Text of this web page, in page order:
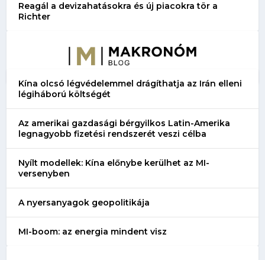
Reagál a devizahatásokra és új piacokra tör a
Richter
Kína olcsó légvédelemmel drágíthatja az Irán elleni
légiháború költségét
Az amerikai gazdasági bérgyilkos Latin-Amerika
legnagyobb fizetési rendszerét veszi célba
Nyílt modellek: Kína előnybe kerülhet az MI-
versenyben
A nyersanyagok geopolitikája
MI-boom: az energia mindent visz